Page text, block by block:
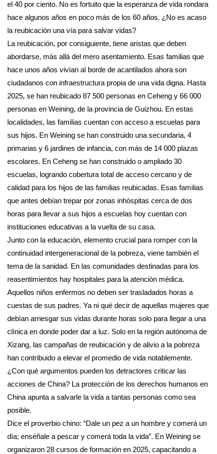
el 40 por ciento. No es fortuito que la esperanza de vida rondara
hace algunos años en poco más de los 60 años. ¿No es acaso
la reubicación una vía para salvar vidas?
La reubicación, por consiguiente, tiene aristas que deben
abordarse, más allá del mero asentamiento. Esas familias que
hace unos años vivían al borde de acantilados ahora son
ciudadanos con infraestructura propia de una vida digna. Hasta
2025, se han reubicado 87 500 personas en Ceheng y 66 000
personas en Weining, de la provincia de Guizhou. En estas
localidades, las familias cuentan con acceso a escuelas para
sus hijos. En Weining se han construido una secundaria, 4
primarias y 6 jardines de infancia, con más de 14 000 plazas
escolares. En Ceheng se han construido o ampliado 30
escuelas, logrando cobertura total de acceso cercano y de
calidad para los hijos de las familias reubicadas. Esas familias
que antes debían trepar por zonas inhóspitas cerca de dos
horas para llevar a sus hijos a escuelas hoy cuentan con
instituciones educativas a la vuelta de su casa.
Junto con la educación, elemento crucial para romper con la
continuidad intergeneracional de la pobreza, viene también el
tema de la sanidad. En las comunidades destinadas para los
reasentimientos hay hospitales para la atención médica.
Aquellos niños enfermos no deben ser trasladados horas a
cuestas de sus padres. Ya ni qué decir de aquellas mujeres que
debían arriesgar sus vidas durante horas solo para llegar a una
clínica en donde poder dar a luz. Solo en la región autónoma de
Xizang, las campañas de reubicación y de alivio a la pobreza
han contribuido a elevar el promedio de vida notablemente.
¿Con qué argumentos pueden los detractores criticar las
acciones de China? La protección de los derechos humanos en
China apunta a salvarle la vida a tantas personas como sea
posible.
Dice el proverbio chino: “Dale un pez a un hombre y comerá un
día; enséñale a pescar y comerá toda la vida”. En Weining se
organizaron 28 cursos de formación en 2025, capacitando a